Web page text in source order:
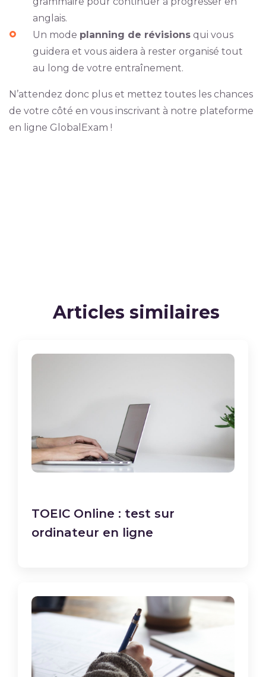
anglais.
Un mode planning de révisionsqui vous
guidera et vous aidera à rester organisé tout
au long de votre entraînement.
N’attendez donc plus et mettez toutes les chances
de votre côté en vous inscrivant à notre plateforme
en ligne GlobalExam !
Articles similaires
TOEIC Online : test sur
ordinateur en ligne